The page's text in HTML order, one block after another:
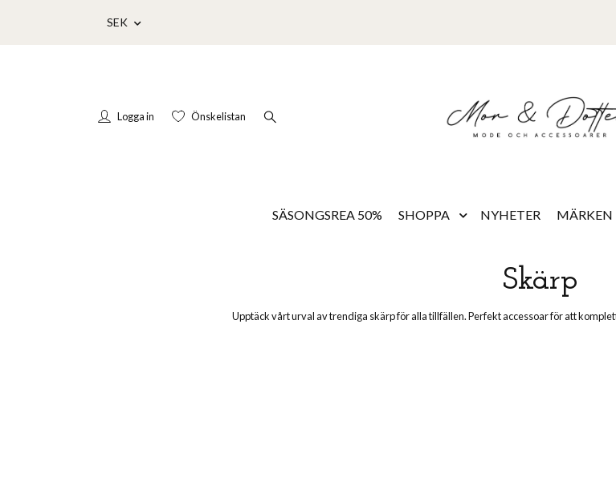
SEK
Logga in Önskelistan
SÄSONGSREA 50% SHOPPA NYHETER MÄRKEN
Skärp
Upptäck vårt urval av trendiga skärp för alla tillfällen. Perfekt accessoar för att